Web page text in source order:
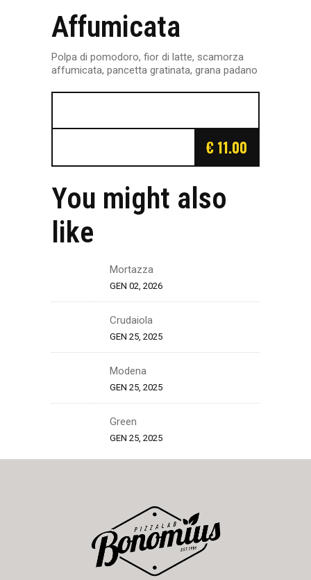
Affumicata
Polpa di pomodoro, fior di latte, scamorza
affumicata, pancetta gratinata, grana padano
€ 11.00
You might also
like
Mortazza
GEN 02, 2026
Crudaiola
GEN 25, 2025
Modena
GEN 25, 2025
Green
GEN 25, 2025